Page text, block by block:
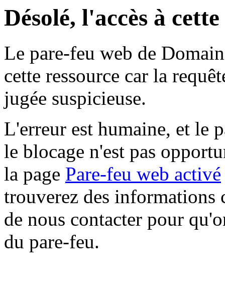
Désolé, l'accès à
Le pare-feu web de
cette ressource car la
jugée suspicieuse.
L'erreur est humaine, et le
le blocage n'est pas
la page Pare-feu web activé
trouverez des informations
de nous contacter pour
du pare-feu.